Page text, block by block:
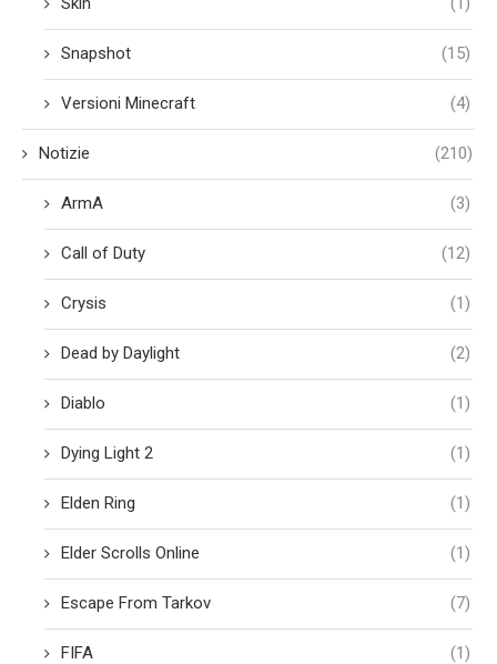
Snapshot (15)
Versioni Minecraft (4)
Notizie (210)
ArmA (3)
Call of Duty (12)
Crysis (1)
Dead by Daylight (2)
Diablo (1)
Dying Light 2 (1)
Elden Ring (1)
Elder Scrolls Online (1)
Escape From Tarkov (7)
FIFA (1)